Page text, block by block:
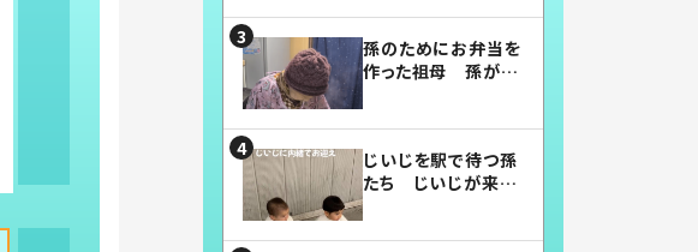
孫のためにお弁当を
作った祖母 孫が絶
じいじを駅で待つ孫
たち じいじが来た